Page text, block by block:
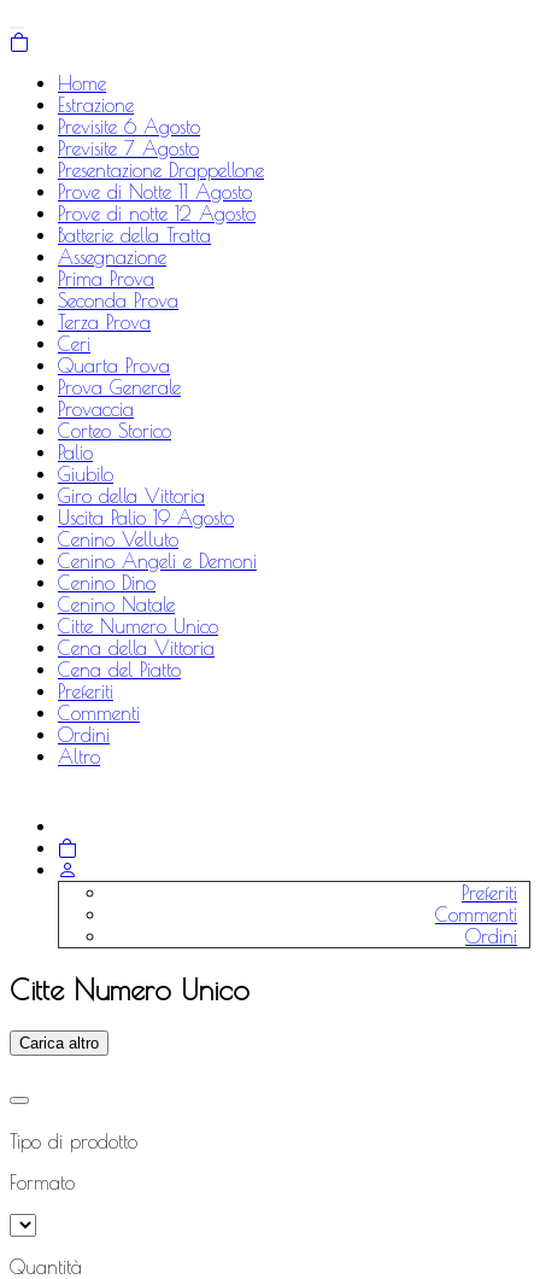
Home
Estrazione
Previsite 6 Agosto
Previsite 7 Agosto
Presentazione Drappellone
Prove di Notte 11 Agosto
Prove di notte 12 Agosto
Batterie della Tratta
Assegnazione
Prima Prova
Seconda Prova
Terza Prova
Ceri
Quarta Prova
Prova Generale
Provaccia
Corteo Storico
Palio
Giubilo
Giro della Vittoria
Uscita Palio 19 Agosto
Cenino Velluto
Cenino Angeli e Demoni
Cenino Dino
Cenino Natale
Citte Numero Unico
Cena della Vittoria
Cena del Piatto
Preferiti
Commenti
Ordini
Altro
Preferiti
Commenti
Ordini
Citte Numero Unico
Carica altro
Tipo di prodotto
Formato
Quantità